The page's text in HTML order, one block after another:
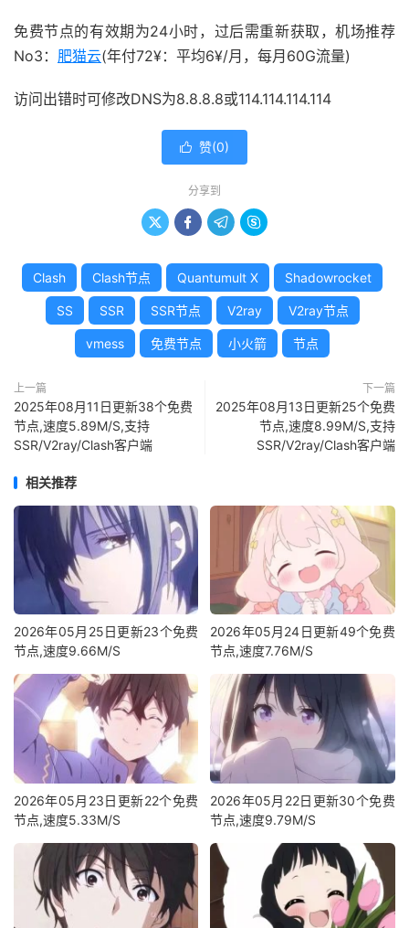
免费节点的有效期为24小时，过后需重新获取，机场推荐
No3： 肥猫云(年付72¥：平均6¥/月，每月60G流量)
访问出错时可修改DNS为8.8.8.8或114.114.114.114
 赞(0)
分享到
   
Clash Clash节点 Quantumult X Shadowrocket
SS SSR SSR节点 V2ray V2ray节点
vmess 免费节点 小火箭 节点
上一篇
2025年08月11日更新38个免费
节点,速度5.89M/S,支持
SSR/V2ray/Clash客户端
下一篇
2025年08月13日更新25个免费
节点,速度8.99M/S,支持
SSR/V2ray/Clash客户端
相关推荐
2026年05月25日更新23个免费
节点,速度9.66M/S
2026年05月24日更新49个免费
节点,速度7.76M/S
2026年05月23日更新22个免费
节点,速度5.33M/S
2026年05月22日更新30个免费
节点,速度9.79M/S